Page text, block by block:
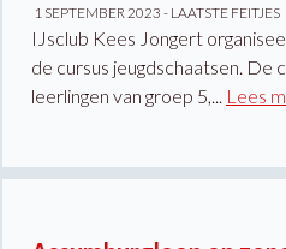
1 SEPTEMBER 2023 - LAATSTE FEITJES
IJsclub Kees Jongert
de cursus jeugdschaatsen. De
leerlingen van groep 5,...
Lees